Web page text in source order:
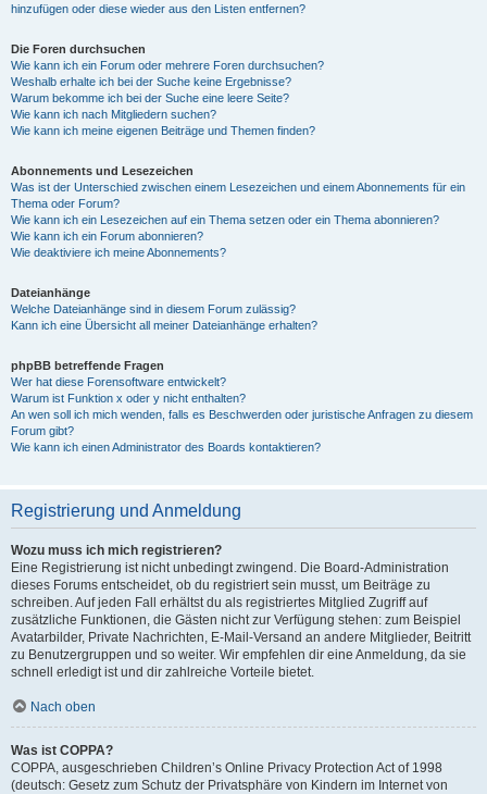
hinzufügen oder diese wieder aus den Listen entfernen?
Die Foren durchsuchen
Wie kann ich ein Forum oder mehrere Foren durchsuchen?
Weshalb erhalte ich bei der Suche keine Ergebnisse?
Warum bekomme ich bei der Suche eine leere Seite?
Wie kann ich nach Mitgliedern suchen?
Wie kann ich meine eigenen Beiträge und Themen finden?
Abonnements und Lesezeichen
Was ist der Unterschied zwischen einem Lesezeichen und einem Abonnements für ein
Thema oder Forum?
Wie kann ich ein Lesezeichen auf ein Thema setzen oder ein Thema abonnieren?
Wie kann ich ein Forum abonnieren?
Wie deaktiviere ich meine Abonnements?
Dateianhänge
Welche Dateianhänge sind in diesem Forum zulässig?
Kann ich eine Übersicht all meiner Dateianhänge erhalten?
phpBB betreffende Fragen
Wer hat diese Forensoftware entwickelt?
Warum ist Funktion x oder y nicht enthalten?
An wen soll ich mich wenden, falls es Beschwerden oder juristische Anfragen zu diesem
Forum gibt?
Wie kann ich einen Administrator des Boards kontaktieren?
Registrierung und Anmeldung
Wozu muss ich mich registrieren?
Eine Registrierung ist nicht unbedingt zwingend. Die Board-Administration
dieses Forums entscheidet, ob du registriert sein musst, um Beiträge zu
schreiben. Auf jeden Fall erhältst du als registriertes Mitglied Zugriff auf
zusätzliche Funktionen, die Gästen nicht zur Verfügung stehen: zum Beispiel
Avatarbilder, Private Nachrichten, E-Mail-Versand an andere Mitglieder, Beitritt
zu Benutzergruppen und so weiter. Wir empfehlen dir eine Anmeldung, da sie
schnell erledigt ist und dir zahlreiche Vorteile bietet.
Nach oben
Was ist COPPA?
COPPA, ausgeschrieben Children’s Online Privacy Protection Act of 1998
(deutsch: Gesetz zum Schutz der Privatsphäre von Kindern im Internet von